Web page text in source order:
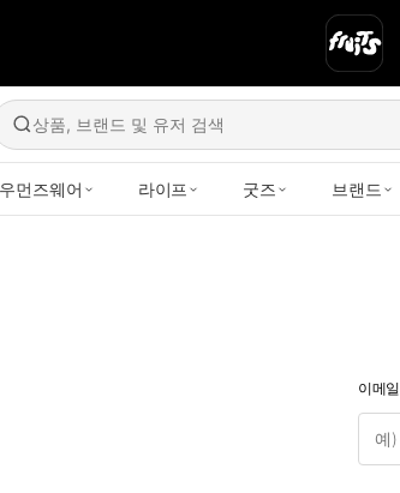
상품, 브랜드 및 유저 검색
우먼즈웨어 라이프 굿즈 브랜드
이메일